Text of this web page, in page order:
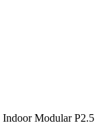
Modular